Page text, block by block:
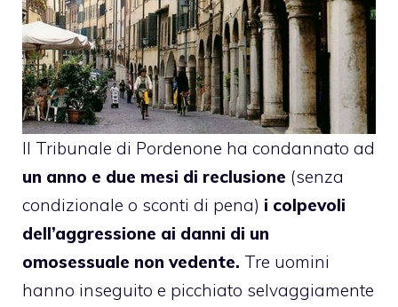
Il Tribunale di Pordenone ha condannato ad
un anno e due mesi di reclusione (senza
condizionale o sconti di pena) i colpevoli
dell’aggressione ai danni di un
omosessuale non vedente. Tre uomini
hanno inseguito e picchiato selvaggiamente